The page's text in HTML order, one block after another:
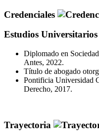
Credenciales
Estudios Universitarios
Diplomado en
Antes, 2022.
Título de abogado
Pontificia Universidad
Derecho, 2017.
Trayectoria